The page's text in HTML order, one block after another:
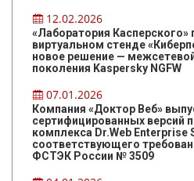
12.02.2026
«Лаборатория Касперского»
виртуальном стенде
новое решение —
поколения Kaspersky NGFW
07.01.2026
Компания «Доктор Веб»
сертифицированных версий
комплекса Dr.Web Enterprise
соответствующего
ФСТЭК России № 3509